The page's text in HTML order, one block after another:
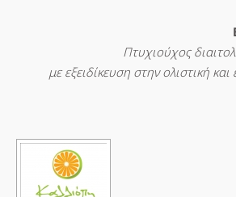
Πτυχιούχος
με εξειδίκευση στην ολιστική